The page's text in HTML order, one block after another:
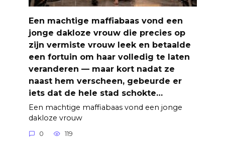
Een machtige maffiabaas vond een
jonge dakloze vrouw die precies op
zijn vermiste vrouw leek en betaalde
een fortuin om haar volledig te laten
veranderen — maar kort nadat ze
naast hem verscheen, gebeurde er
iets dat de hele stad schokte…
Een machtige maffiabaas vond een jonge
dakloze vrouw
0 119